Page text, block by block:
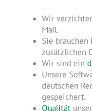
Wir
Mail.
Sie
zusätzlichen
Wir sind ein
Unsere
deutschen
gespeichert.
Qualität